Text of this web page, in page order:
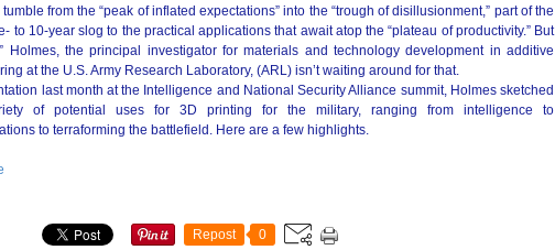
from the “peak of inflated expectations” into the “trough of disillusionment,” part of the
to 10-year slog to the practical applications that await atop the “plateau of productivity.” But
Holmes, the principal investigator for materials and technology development in additive
at the U.S. Army Research Laboratory, (ARL) isn’t waiting around for that.
last month at the Intelligence and National Security Alliance summit, Holmes sketched
of potential uses for 3D printing for the military, ranging from intelligence to
to terraforming the battlefield. Here are a few highlights.
Repost 0